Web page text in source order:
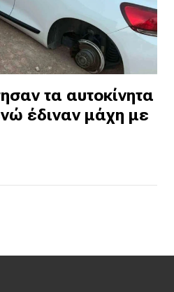
τα αυτοκίνητα
έδιναν μάχη με